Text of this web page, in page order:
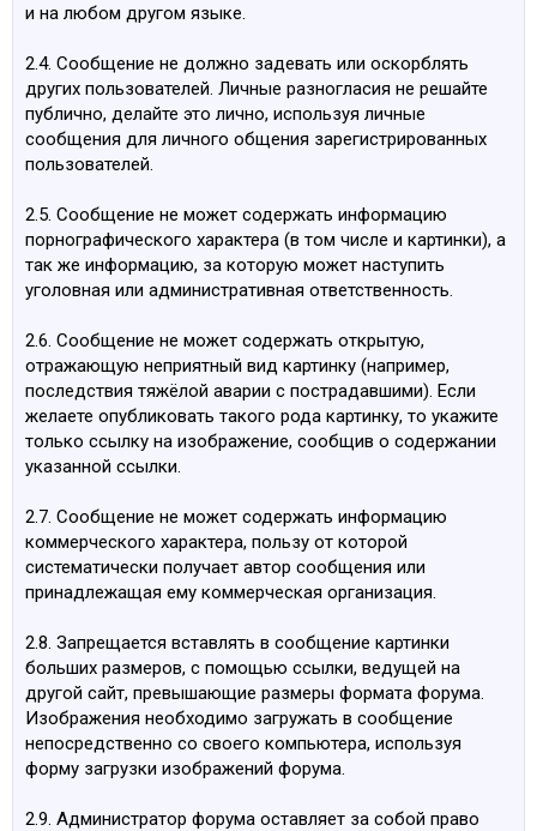
и на любом другом языке.
2.4. Сообщение не должно задевать или оскорблять
других пользователей. Личные разногласия не решайте
публично, делайте это лично, используя личные
сообщения для личного общения зарегистрированных
пользователей.
2.5. Сообщение не может содержать информацию
порнографического характера (в том числе и картинки), а
так же информацию, за которую может наступить
уголовная или административная ответственность.
2.6. Сообщение не может содержать открытую,
отражающую неприятный вид картинку (например,
последствия тяжёлой аварии с пострадавшими). Если
желаете опубликовать такого рода картинку, то укажите
только ссылку на изображение, сообщив о содержании
указанной ссылки.
2.7. Сообщение не может содержать информацию
коммерческого характера, пользу от которой
систематически получает автор сообщения или
принадлежащая ему коммерческая организация.
2.8. Запрещается вставлять в сообщение картинки
больших размеров, с помощью ссылки, ведущей на
другой сайт, превышающие размеры формата форума.
Изображения необходимо загружать в сообщение
непосредственно со своего компьютера, используя
форму загрузки изображений форума.
2.9. Администратор форума оставляет за собой право